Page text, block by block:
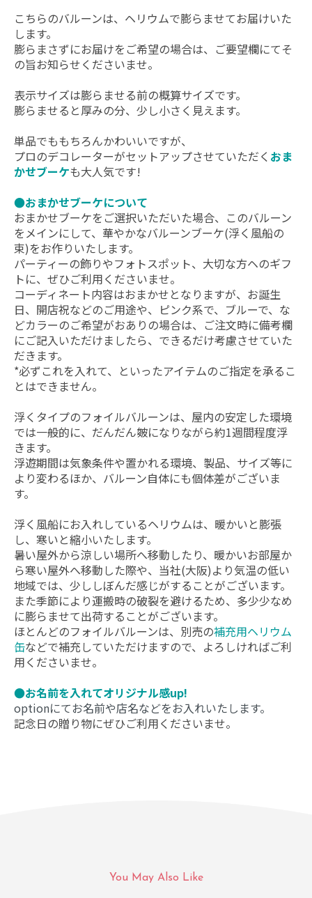
こちらのバルーンは、ヘリウムで膨らませてお届けいた
します。
膨らまさずにお届けをご希望の場合は、ご要望欄にてそ
の旨お知らせくださいませ。
表示サイズは膨らませる前の概算サイズです。
膨らませると厚みの分、少し小さく見えます。
単品でももちろんかわいいですが、
プロのデコレーターがセットアップさせていただく おま
かせブーケも大人気です!
●おまかせブーケについて
おまかせブーケをご選択いただいた場合、このバルーン
をメインにして、華やかなバルーンブーケ(浮く風船の
束)をお作りいたします。
パーティーの飾りやフォトスポット、大切な方ヘのギフ
トに、ぜひご利用くださいませ。
コーディネート内容はおまかせとなりますが、お誕生
日、開店祝などのご用途や、ピンク系で、ブルーで、な
どカラーのご希望がおありの場合は、ご注文時に備考欄
にご記入いただけましたら、できるだけ考慮させていた
だきます。
*必ずこれを入れて、といったアイテムのご指定を承るこ
とはできません。
浮くタイプのフォイルバルーンは、屋内の安定した環境
では一般的に、だんだん皴になりながら約1週間程度浮
きます。
浮遊期間は気象条件や置かれる環境、製品、サイズ等に
より変わるほか、バルーン自体にも個体差がございま
す。
浮く風船にお入れしているヘリウムは、暖かいと膨張
し、寒いと縮小いたします。
暑い屋外から涼しい場所へ移動したり、暖かいお部屋か
ら寒い屋外へ移動した際や、当社(大阪)より気温の低い
地域では、少ししぼんだ感じがすることがございます。
また季節により運搬時の破裂を避けるため、多少少なめ
に膨らませて出荷することがございます。
ほとんどのフォイルバルーンは、別売の補充用ヘリウム
缶などで補充していただけますので、よろしければご利
用くださいませ。
●お名前を入れてオリジナル感up!
optionにてお名前や店名などをお入れいたします。
記念日の贈り物にぜひご利用くださいませ。
You May Also Like